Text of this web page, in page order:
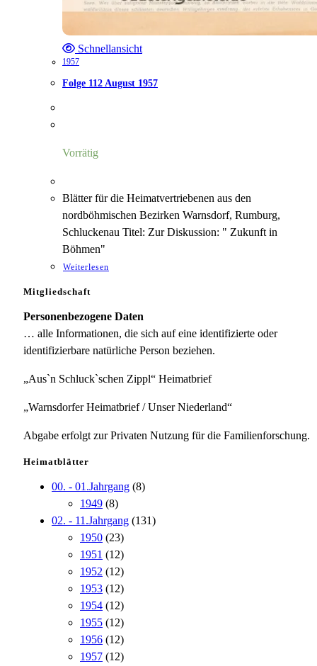
Schnellansicht
1957
Folge 112 August 1957
Vorrätig
Blätter für die Heimatvertriebenen aus den
nordböhmischen Bezirken Warnsdorf, Rumburg,
Schluckenau Titel: Zur Diskussion: " Zukunft in
Böhmen"
Weiterlesen
Mitgliedschaft
Personenbezogene Daten
… alle Informationen, die sich auf eine identifizierte oder
identifizierbare natürliche Person beziehen.
„Aus`n Schluck`schen Zippl“ Heimatbrief
„Warnsdorfer Heimatbrief / Unser Niederland“
Abgabe erfolgt zur Privaten Nutzung für die Familienforschung.
Heimatblätter
00. - 01.Jahrgang (8)
1949 (8)
02. - 11.Jahrgang (131)
1950 (23)
1951 (12)
1952 (12)
1953 (12)
1954 (12)
1955 (12)
1956 (12)
1957 (12)